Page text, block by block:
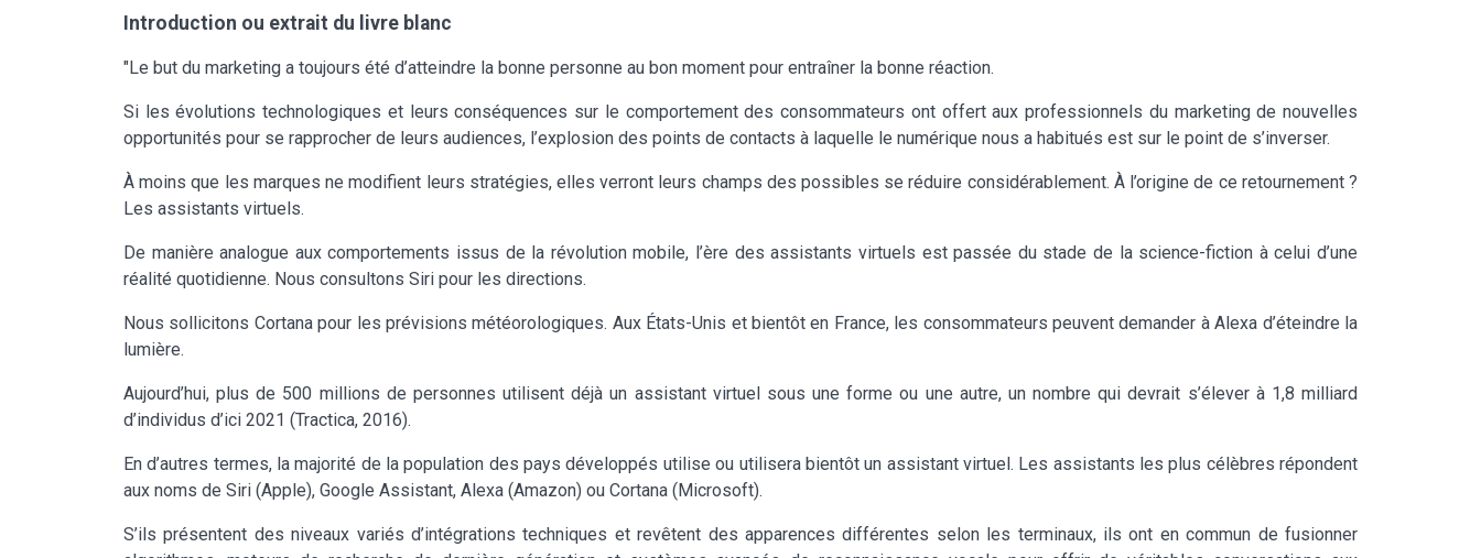
Introduction ou extrait du livre blanc
"Le but du marketing a toujours été d’atteindre la bonne personne au bon moment pour entraîner la bonne réaction.
Si les évolutions technologiques et leurs conséquences sur le comportement des consommateurs ont offert aux professionnels du marketing de nouvelles
opportunités pour se rapprocher de leurs audiences, l’explosion des points de contacts à laquelle le numérique nous a habitués est sur le point de s’inverser.
À moins que les marques ne modifient leurs stratégies, elles verront leurs champs des possibles se réduire considérablement. À l’origine de ce retournement ?
Les assistants virtuels.
De manière analogue aux comportements issus de la révolution mobile, l’ère des assistants virtuels est passée du stade de la science-fiction à celui d’une
réalité quotidienne. Nous consultons Siri pour les directions.
Nous sollicitons Cortana pour les prévisions météorologiques. Aux États-Unis et bientôt en France, les consommateurs peuvent demander à Alexa d’éteindre la
lumière.
Aujourd’hui, plus de 500 millions de personnes utilisent déjà un assistant virtuel sous une forme ou une autre, un nombre qui devrait s’élever à 1,8 milliard
d’individus d’ici 2021 (Tractica, 2016).
En d’autres termes, la majorité de la population des pays développés utilise ou utilisera bientôt un assistant virtuel. Les assistants les plus célèbres répondent
aux noms de Siri (Apple), Google Assistant, Alexa (Amazon) ou Cortana (Microsoft).
S’ils présentent des niveaux variés d’intégrations techniques et revêtent des apparences différentes selon les terminaux, ils ont en commun de fusionner